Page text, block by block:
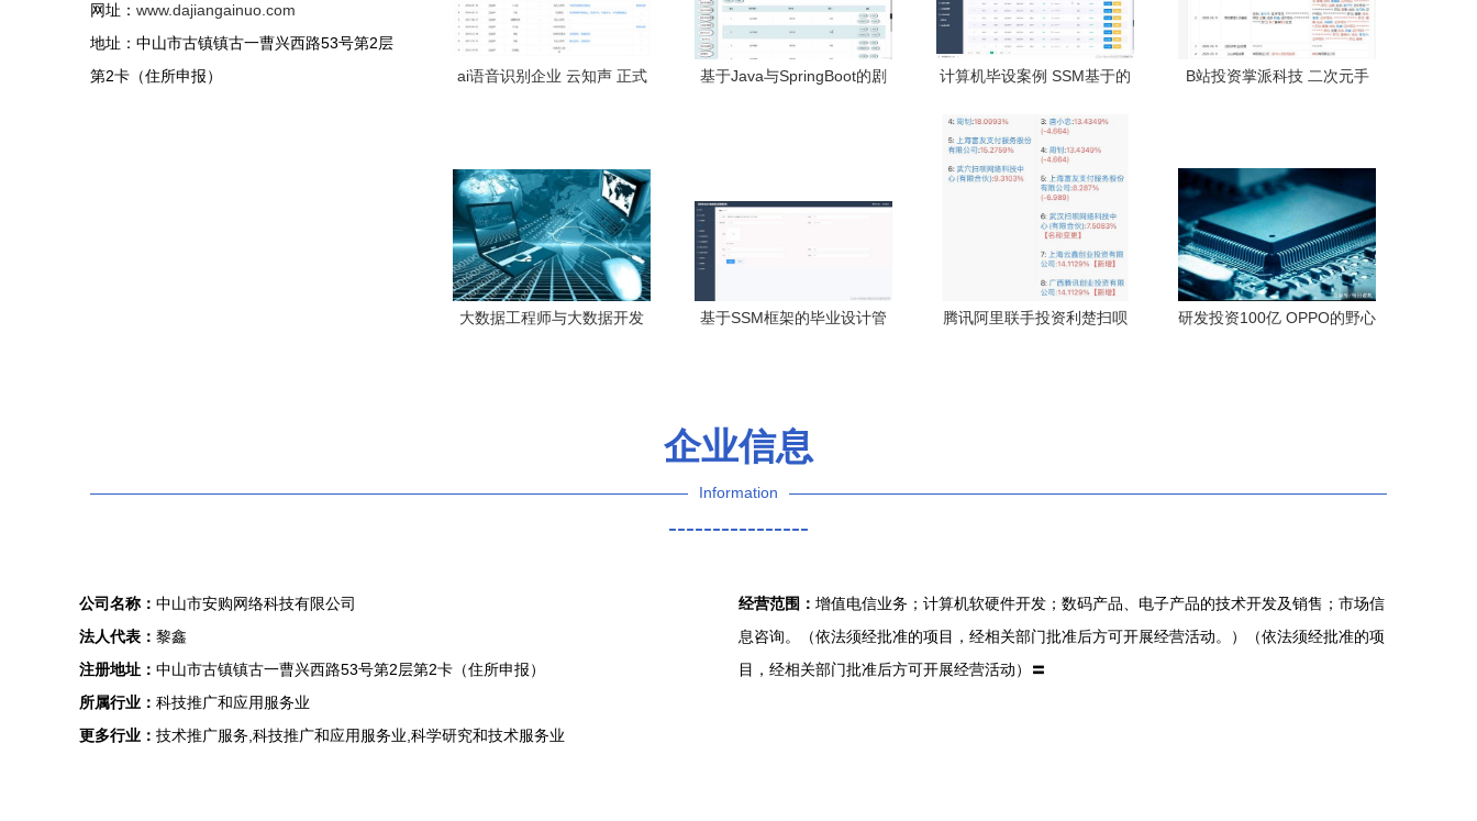
网址： www.dajiangainuo.com
地址：中山市古镇镇古一曹兴西路53号第2层
第2卡（住所申报）
ai语音识别企业 云知声 正式
基于Java与SpringBoot的剧
计算机毕设案例 SSM基于的
实现（可提供源码与开题服
务）
B站投资掌派科技 二次元手
大数据工程师与大数据开发
基于SSM框架的毕业设计管
腾讯阿里联手投资利楚扫呗
研发投资100亿 OPPO的野心
企业信息
Information
----------------
公司名称： 中山市安购网络科技有限公司
法人代表： 黎鑫
注册地址： 中山市古镇镇古一曹兴西路53号第2层第2卡（住所申报）
所属行业： 科技推广和应用服务业
更多行业： 技术推广服务,科技推广和应用服务业,科学研究和技术服务业
经营范围： 增值电信业务；计算机软硬件开发；数码产品、电子产品的技术开发及销售；市场信
息咨询。（依法须经批准的项目，经相关部门批准后方可开展经营活动。）（依法须经批准的项
目，经相关部门批准后方可开展经营活动）〓